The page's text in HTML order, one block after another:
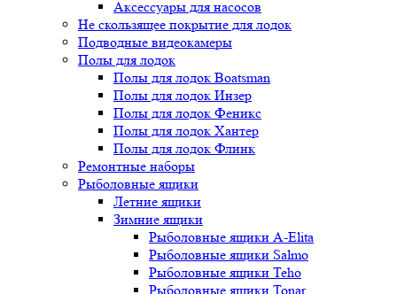
Аксессуары для насосов
Не скользящее покрытие для лодок
Подводные видеокамеры
Полы для лодок
Полы для лодок Boatsman
Полы для лодок Инзер
Полы для лодок Феникс
Полы для лодок Хантер
Полы для лодок Флинк
Ремонтные наборы
Рыболовные ящики
Летние ящики
Зимние ящики
Рыболовные ящики A-Elita
Рыболовные ящики Salmo
Рыболовные ящики Teho
Рыболовные ящики Tonar